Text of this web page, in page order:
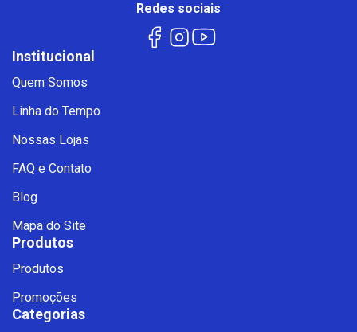
Redes sociais
Institucional
Quem Somos
Linha do Tempo
Nossas Lojas
FAQ e Contato
Blog
Mapa do Site
Produtos
Produtos
Promoções
Categorias